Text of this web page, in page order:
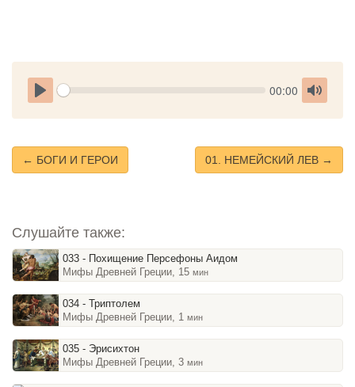
Play
Current
time
00:00
Toggle
← БОГИ И ГЕРОИ 01. НЕМЕЙСКИЙ ЛЕВ →
Слушайте также:
033 - Похищение Персефоны Аидом
Мифы Древней Греции, 15 мин
034 - Триптолем
Мифы Древней Греции, 1 мин
035 - Эрисихтон
Мифы Древней Греции, 3 мин